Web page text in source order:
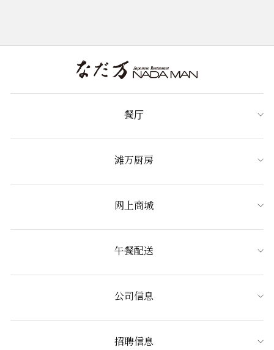
餐厅
滩万厨房
网上商城
午餐配送
公司信息
招聘信息